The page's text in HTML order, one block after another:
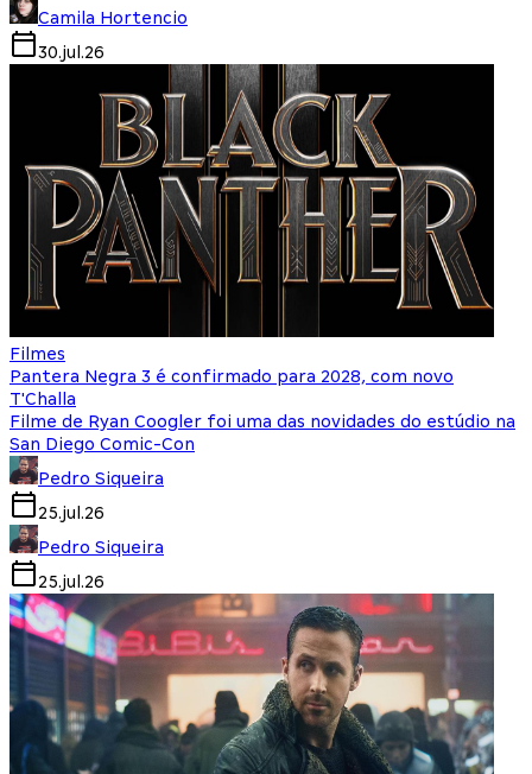
Camila Hortencio
30.jul.26
Filmes
Pantera Negra 3 é confirmado para 2028, com novo
T'Challa
Filme de Ryan Coogler foi uma das novidades do estúdio na
San Diego Comic-Con
Pedro Siqueira
25.jul.26
Pedro Siqueira
25.jul.26